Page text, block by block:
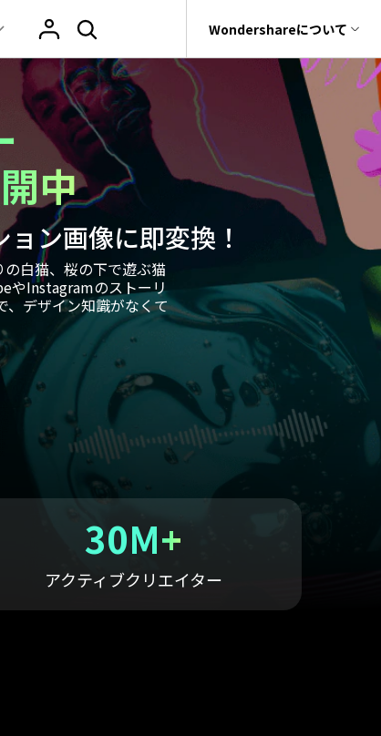
ックアップ
ァイル修復ソフト
理ソフト
転送ソフト
アプリ
会社情報
法人様向けお問い合わせ窓口
Wondershareについて
サポートセンター
データ復元・転送
Dr.Fone
Recoverit
ト Wondershareについて
テキスト
テキスト挿入
テキスト読み上げ(TTS)
自動字幕起こし(STT)
テキストアニメーション
オートキャプション NEW
アセット
動画エフェクト
テンプレートプリセット
AIポートレート
Boris FX
NewBlue FX
AI機能
ィング
ツール
AIイラストや画像生成サイト
AI絵自動生成ツール
AI画像生成ツール
AIアップスケーリングビデオ
もっと見る >
動画マーケティング
プレゼンテーション動画
TikTok広告動画
のコツ
ドショー作成関連知識
ムービー作成テクニック
使えるエフェクト素材おすすめ
動画の関連知識
リエーティビティーに関する記事
Filmora動画講
Filmora 101ガイド
Filmoraラーニン
Filmora基本動画チ
Filmoraの使い方と
YouTube公式チャ
ブランド紹介
レビュー
Filmoraのニュースとレビューについて詳し
く見る
協業実績
ボ実績
中
ン画像に即変換！
白猫、桜の下で遊ぶ猫
やInstagramのストーリ
、デザイン知識がなくて
30M+
アクティブクリエイター